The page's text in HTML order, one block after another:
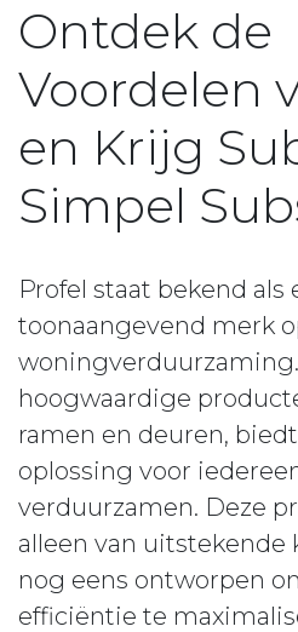
Ontdek de
Voordelen
en Krijg
Simpel
Profel staat bekend als
toonaangevend merk
hoogwaardige
ramen en deuren,
oplossing voor
verduurzamen. Deze
alleen van uitstekende
nog eens ontworpen
efficiëntie te